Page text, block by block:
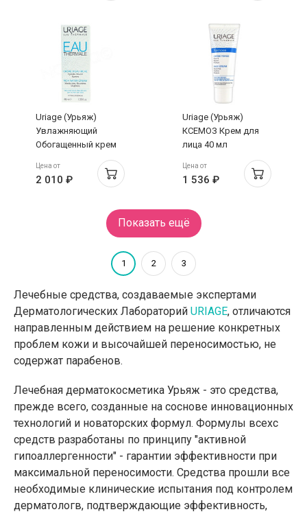
Uriage (Урьяж)
Увлажняющий
Обогащенный крем
Цена от
2 010 ₽
Uriage (Урьяж)
КСЕМОЗ Крем для
лица 40 мл
Цена от
1 536 ₽
Показать ещё
1 2 3
Лечебные средства, создаваемые экспертами
Дерматологических Лабораторий URIAGE, отличаются
направленным действием на решение конкретных
проблем кожи и высочайшей переносимостью, не
содержат парабенов.
Лечебная дерматокосметика Урьяж - это средства,
прежде всего, созданные на соснове инновационных
технологий и новаторских формул. Формулы всехс
средств разработаны по принципу "активной
гипоаллергенности" - гарантии эффективности при
максимальной переносимости. Средства прошли все
необходимые клинические испытания под контролем
дерматологв, подтверждающие эффективность,